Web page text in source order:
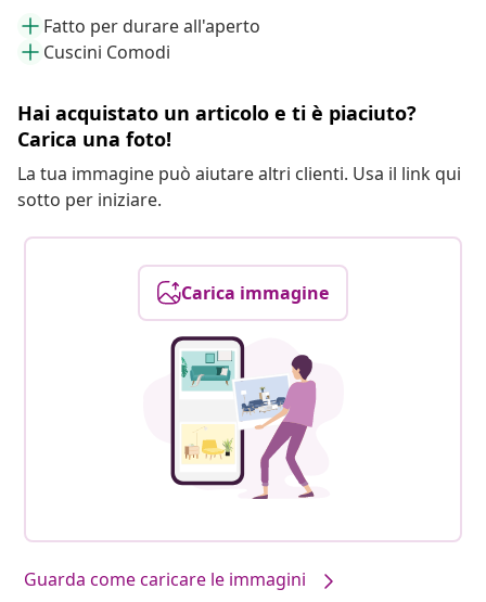
Fatto per durare all'aperto
Cuscini Comodi
Hai acquistato un articolo e ti è piaciuto?
Carica una foto!
La tua immagine può aiutare altri clienti. Usa il link qui
sotto per iniziare.
Carica immagine
Guarda come caricare le immagini